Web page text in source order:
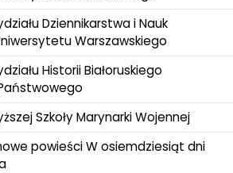
Dziennikarstwa i Nauk
Warszawskiego
Historii Białoruskiego
Szkoły Marynarki Wojennej
powieści W osiemdziesiąt dni